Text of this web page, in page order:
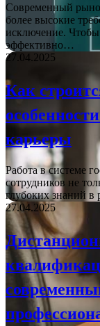
Современный
более высокие
исключение. Чтобы
эффективно…
27.04.2025
Как
карьеры
Работа в системе
сотрудников не
глубоких знаний в
27.04.2025